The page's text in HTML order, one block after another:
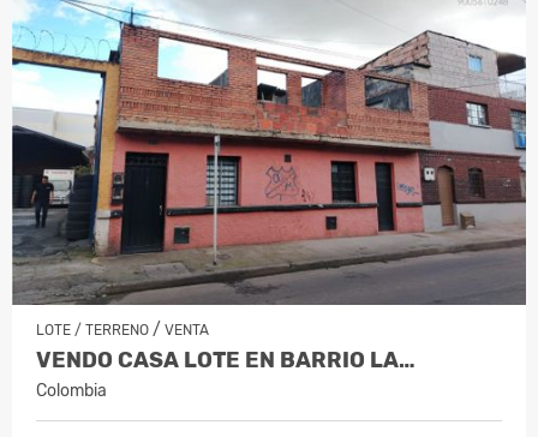
LOTE / TERRENO / VENTA
VENDO CASA LOTE EN BARRIO LA…
Colombia